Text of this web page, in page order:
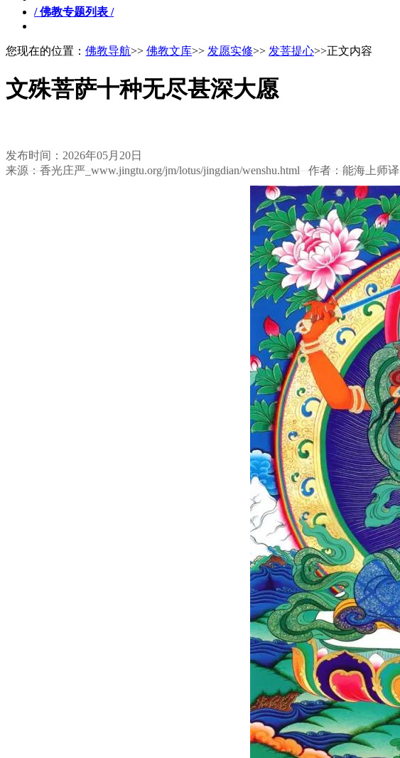
/ 佛教专题列表 /
您现在的位置： 佛教导航>> 佛教文库>> 发愿实修>> 发菩提心>>正文内容
文殊菩萨十种无尽甚深大愿
发布时间：2026年05月20日
来源：香光庄严_www.jingtu.org/jm/lotus/jingdian/wenshu.html 作者：能海上师译